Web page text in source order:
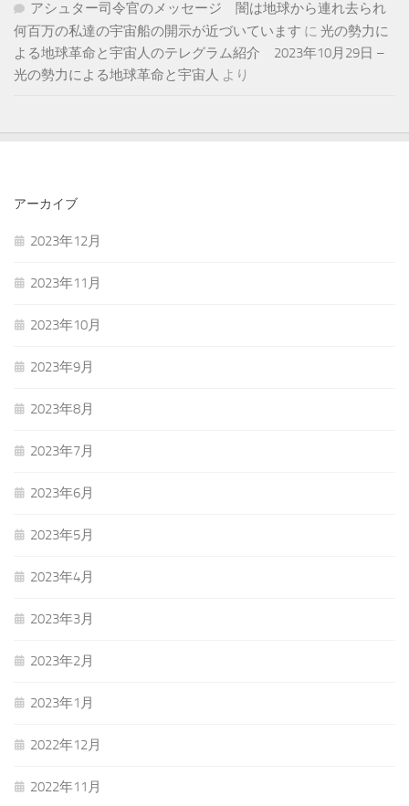
アシュター司令官のメッセージ 闇は地球から連れ去られ
何百万の私達の宇宙船の開示が近づいています に 光の勢力に
よる地球革命と宇宙人のテレグラム紹介 2023年10月29日 –
光の勢力による地球革命と宇宙人 より
アーカイブ
2023年12月
2023年11月
2023年10月
2023年9月
2023年8月
2023年7月
2023年6月
2023年5月
2023年4月
2023年3月
2023年2月
2023年1月
2022年12月
2022年11月